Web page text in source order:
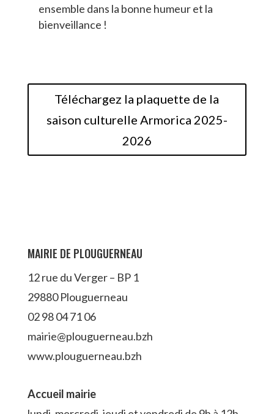
ensemble dans la bonne humeur et la
bienveillance !
Téléchargez la plaquette de la
saison culturelle Armorica 2025-
2026
MAIRIE DE PLOUGUERNEAU
12 rue du Verger – BP 1
29880 Plouguerneau
02 98 04 71 06
mairie@plouguerneau.bzh
www.plouguerneau.bzh
Accueil mairie